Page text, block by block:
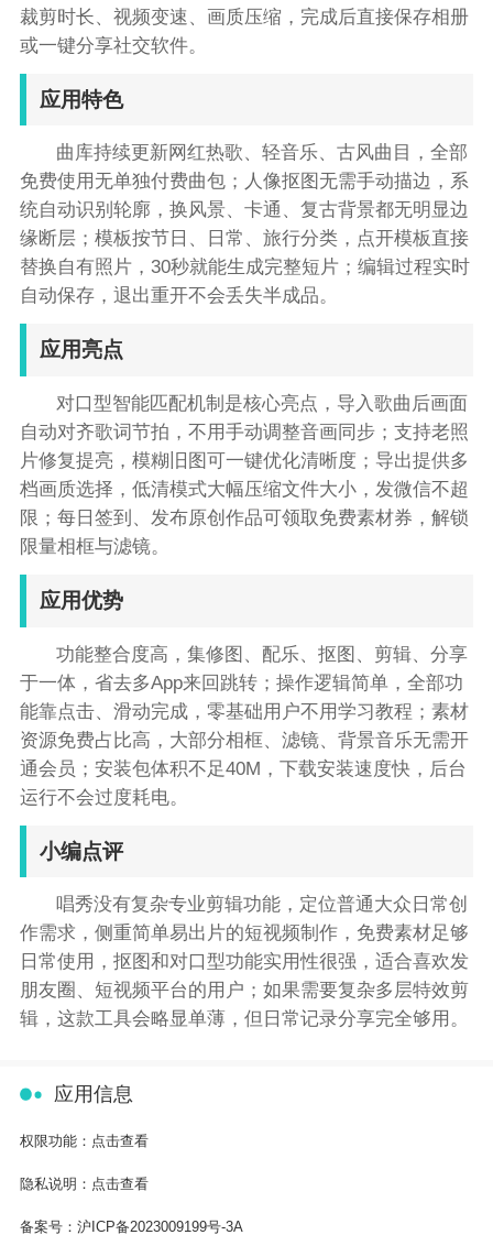
裁剪时长、视频变速、画质压缩，完成后直接保存相册
或一键分享社交软件。
应用特色
曲库持续更新网红热歌、轻音乐、古风曲目，全部
免费使用无单独付费曲包；人像抠图无需手动描边，系
统自动识别轮廓，换风景、卡通、复古背景都无明显边
缘断层；模板按节日、日常、旅行分类，点开模板直接
替换自有照片，30秒就能生成完整短片；编辑过程实时
自动保存，退出重开不会丢失半成品。
应用亮点
对口型智能匹配机制是核心亮点，导入歌曲后画面
自动对齐歌词节拍，不用手动调整音画同步；支持老照
片修复提亮，模糊旧图可一键优化清晰度；导出提供多
档画质选择，低清模式大幅压缩文件大小，发微信不超
限；每日签到、发布原创作品可领取免费素材券，解锁
限量相框与滤镜。
应用优势
功能整合度高，集修图、配乐、抠图、剪辑、分享
于一体，省去多App来回跳转；操作逻辑简单，全部功
能靠点击、滑动完成，零基础用户不用学习教程；素材
资源免费占比高，大部分相框、滤镜、背景音乐无需开
通会员；安装包体积不足40M，下载安装速度快，后台
运行不会过度耗电。
小编点评
唱秀没有复杂专业剪辑功能，定位普通大众日常创
作需求，侧重简单易出片的短视频制作，免费素材足够
日常使用，抠图和对口型功能实用性很强，适合喜欢发
朋友圈、短视频平台的用户；如果需要复杂多层特效剪
辑，这款工具会略显单薄，但日常记录分享完全够用。
应用信息
权限功能： 点击查看
隐私说明： 点击查看
备案号： 沪ICP备2023009199号-3A